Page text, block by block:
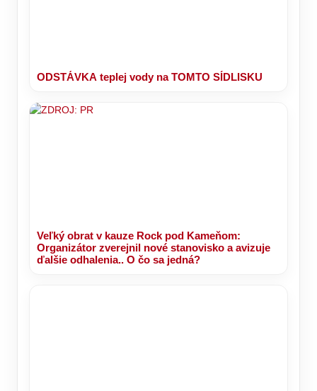
ODSTÁVKA teplej vody na TOMTO SÍDLISKU
Veľký obrat v kauze Rock pod Kameňom:
Organizátor zverejnil nové stanovisko a avizuje
ďalšie odhalenia.. O čo sa jedná?